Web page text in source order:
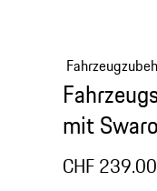
mit
CHF 239.00